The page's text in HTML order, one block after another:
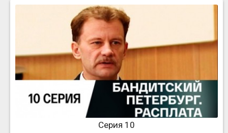
Серия 10